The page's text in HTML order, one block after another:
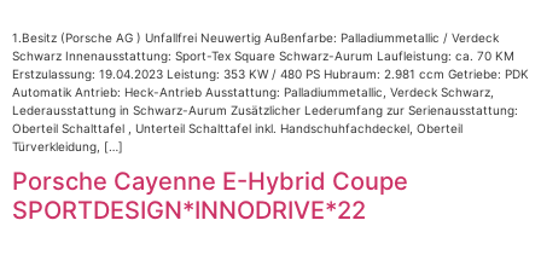
1.Besitz (Porsche AG ) Unfallfrei Neuwertig Außenfarbe: Palladiummetallic / Verdeck
Schwarz Innenausstattung: Sport-Tex Square Schwarz-Aurum Laufleistung: ca. 70 KM
Erstzulassung: 19.04.2023 Leistung: 353 KW / 480 PS Hubraum: 2.981 ccm Getriebe: PDK
Automatik Antrieb: Heck-Antrieb Ausstattung: Palladiummetallic, Verdeck Schwarz,
Lederausstattung in Schwarz-Aurum Zusätzlicher Lederumfang zur Serienausstattung:
Oberteil Schalttafel , Unterteil Schalttafel inkl. Handschuhfachdeckel, Oberteil
Türverkleidung, […]
Porsche Cayenne E-Hybrid Coupe
SPORTDESIGN*INNODRIVE*22